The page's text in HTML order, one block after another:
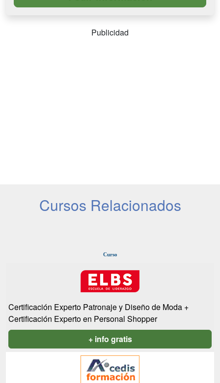
Publicidad
Cursos Relacionados
Curso
Certificación Experto Patronaje y Diseño de Moda +
Certificación Experto en Personal Shopper
+ info gratis